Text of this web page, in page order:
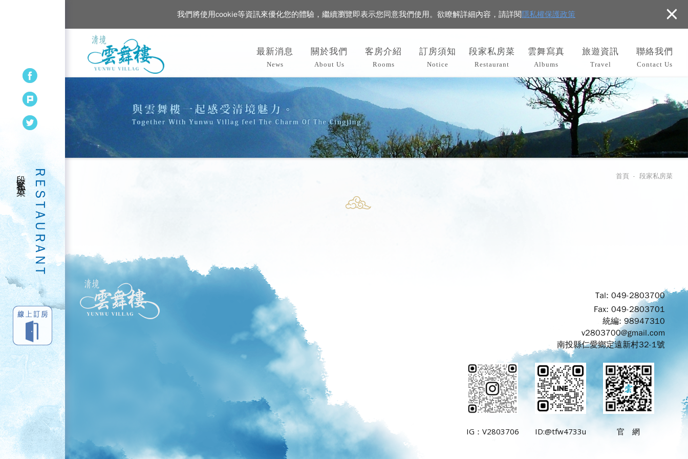
我們將使用cookie等資訊來優化您的體驗，繼續瀏覽即表示您同意我們使用。欲瞭解詳細內容，請詳閱隱私權保護政策 ×
最新消息
News
關於我們
About Us
客房介紹
Rooms
訂房須知
Notice
段家私房菜
Restaurant
雲舞寫真
Albums
旅遊資訊
Travel
聯絡我們
Contact Us
首頁 段家私房菜
段家私房菜 RESTAURANT
Tal: 049-2803700
Fax: 049-2803701
統編: 98947310
v2803700@gmail.com
南投縣仁愛鄉定遠新村32-1號
IG：V2803706 ID:@tfw4733u 官 網